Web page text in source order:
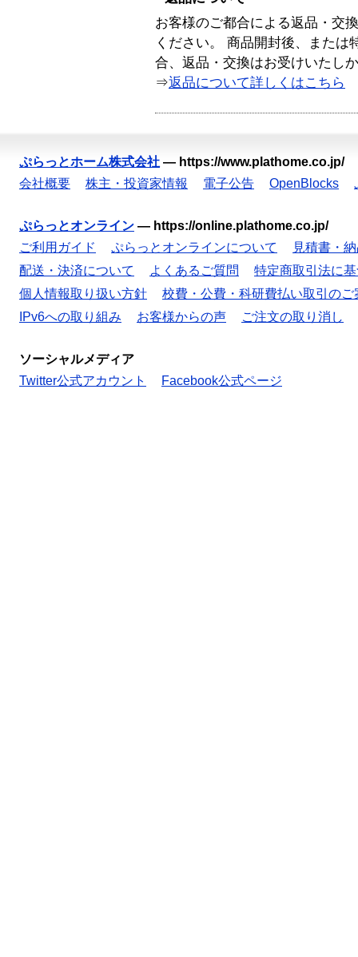
お客様のご都合による返品・交
ください。 商品開封後、または
合、返品・交換はお受けいたし
⇒返品について詳しくはこちら
ぷらっとホーム株式会社 — https://www.plathome.co.jp/
会社概要
株主・投資家情報 電子公告 OpenBlocks
ぷらっとオンライン — https://online.plathome.co.jp/
ご利用ガイド
ぷらっとオンラインについて
見積書・
配送・決済について
よくあるご質問
特定商取引法に
個人情報取り扱い方針
校費・公費・科研費払い取引のご
IPv6への取り組み
お客様からの声 ご注文の取り消し
ソーシャルメディア
Twitter公式アカウント
Facebook公式ページ